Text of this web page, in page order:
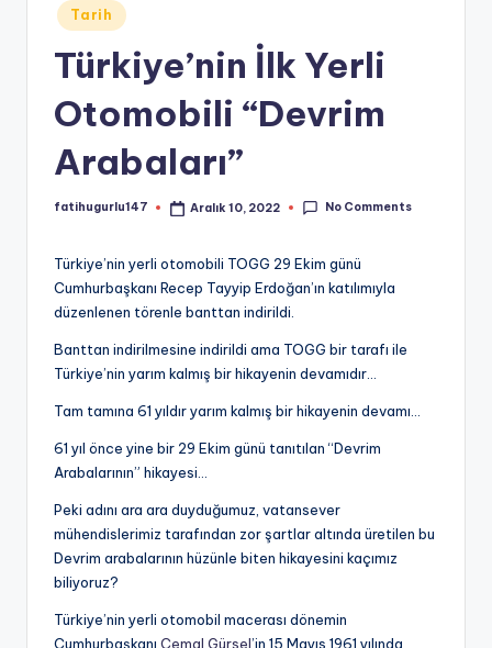
Posted
in
Tarih
Türkiye’nin İlk Yerli
Otomobili “Devrim
Arabaları”
Posted
fatihugurlu147 Aralık 10, 2022 No Comments
Türkiye’nin yerli otomobili TOGG 29 Ekim günü
Cumhurbaşkanı Recep Tayyip Erdoğan’ın katılımıyla
düzenlenen törenle banttan indirildi.
Banttan indirilmesine indirildi ama TOGG bir tarafı ile
Türkiye’nin yarım kalmış bir hikayenin devamıdır…
Tam tamına 61 yıldır yarım kalmış bir hikayenin devamı…
61 yıl önce yine bir 29 Ekim günü tanıtılan “Devrim
Arabalarının” hikayesi…
Peki adını ara ara duyduğumuz, vatansever
mühendislerimiz tarafından zor şartlar altında üretilen bu
Devrim arabalarının hüzünle biten hikayesini kaçımız
biliyoruz?
Türkiye’nin yerli otomobil macerası dönemin
Cumhurbaşkanı Cemal Gürsel’in 15 Mayıs 1961 yılında